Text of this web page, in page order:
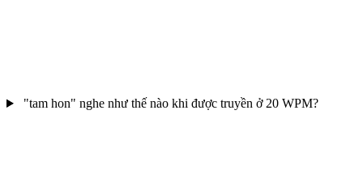
"tam hon" nghe như thế nào khi được truyền ở 20 WPM?